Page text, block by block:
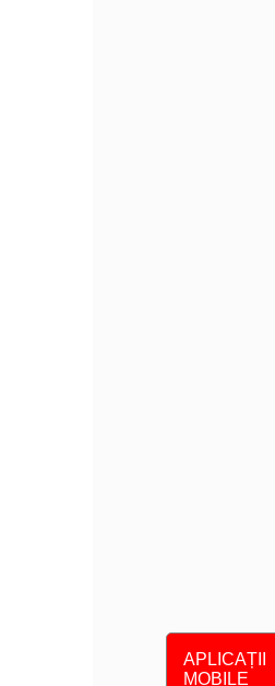
APLICAȚII
MOBILE